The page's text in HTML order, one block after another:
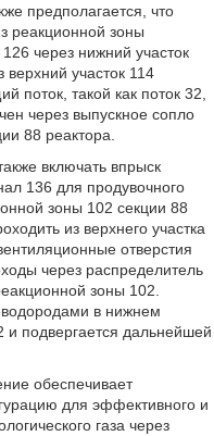
предполагается, что
реакционной зоны
через нижний участок
участок 114
поток, такой как поток 32,
через выпускное сопло
88 реактора.
включать впрыск
136 для продувочного
зоны 102 секции 88
из верхнего участка
отверстия
через распределитель
зоны 102.
в нижнем
и подвергается дальнейшей
обеспечивает
для эффективного и
газа через